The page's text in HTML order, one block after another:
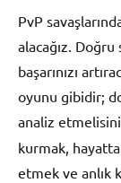
PvP
alacağız.
başarınızı
oyunu gibidir;
analiz
kurmak, hayatta
etmek ve anlık